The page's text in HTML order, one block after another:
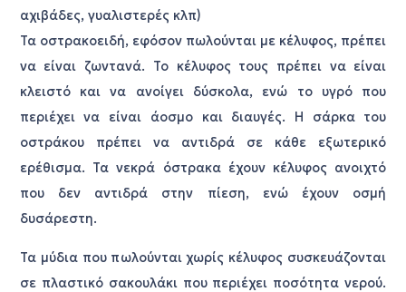
αχιβάδες, γυαλιστερές κλπ)
Τα οστρακοειδή, εφόσον πωλούνται με κέλυφος, πρέπει
να είναι ζωντανά. Το κέλυφος τους πρέπει να είναι
κλειστό και να ανοίγει δύσκολα, ενώ το υγρό που
περιέχει να είναι άοσμο και διαυγές. Η σάρκα του
οστράκου πρέπει να αντιδρά σε κάθε εξωτερικό
ερέθισμα. Τα νεκρά όστρακα έχουν κέλυφος ανοιχτό
που δεν αντιδρά στην πίεση, ενώ έχουν οσμή
δυσάρεστη.
Τα μύδια που πωλούνται χωρίς κέλυφος συσκευάζονται
σε πλαστικό σακουλάκι που περιέχει ποσότητα νερού.